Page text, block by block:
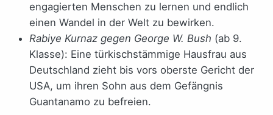
engagierten Menschen zu lernen und endlich
einen Wandel in der Welt zu bewirken.
Rabiye Kurnaz gegen George W. Bush (ab 9.
Klasse): Eine türkischstämmige Hausfrau aus
Deutschland zieht bis vors oberste Gericht der
USA, um ihren Sohn aus dem Gefängnis
Guantanamo zu befreien.